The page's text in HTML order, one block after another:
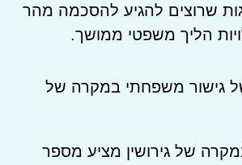
שרוצים להגיע להסכמה מהר
הליך משפטי ממושך.
גישור משפחתי במקרה של
של גירושין מציע מספר